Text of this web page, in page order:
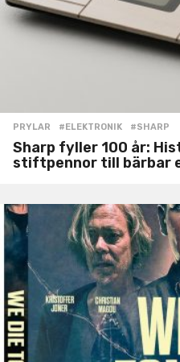
PRYLAR #ELEKTRONIK ,#SHARP
Sharp fyller 100 år:
stiftpennor till bärbar